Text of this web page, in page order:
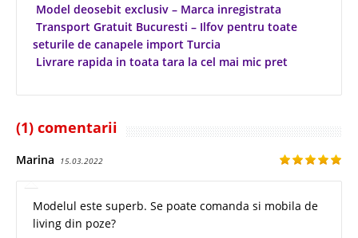
Model deosebit exclusiv – Marca inregistrata
Transport Gratuit Bucuresti – Ilfov pentru toate
seturile de canapele import Turcia
Livrare rapida in toata tara la cel mai mic pret
(1) comentarii
Marina 15.03.2022
Modelul este superb. Se poate comanda si mobila de
living din poze?